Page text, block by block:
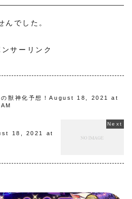
んでした。
ンサーリンク
の獣神化予想！August 18, 2021 at
18, 2021 at